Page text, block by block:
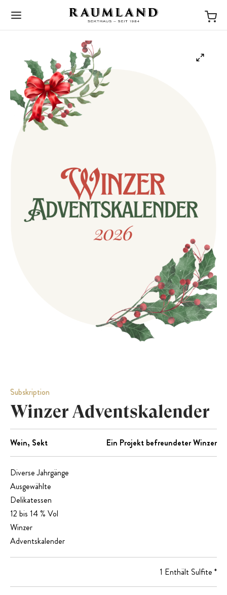
Subskription
Winzer Adventskalender
Wein, Sekt Ein Projekt befreundeter Winzer
Diverse Jahrgänge
Ausgewählte
Delikatessen
12 bis 14 % Vol
Winzer
Adventskalender
1 Enthält Sulfite *
BACK
STORIES